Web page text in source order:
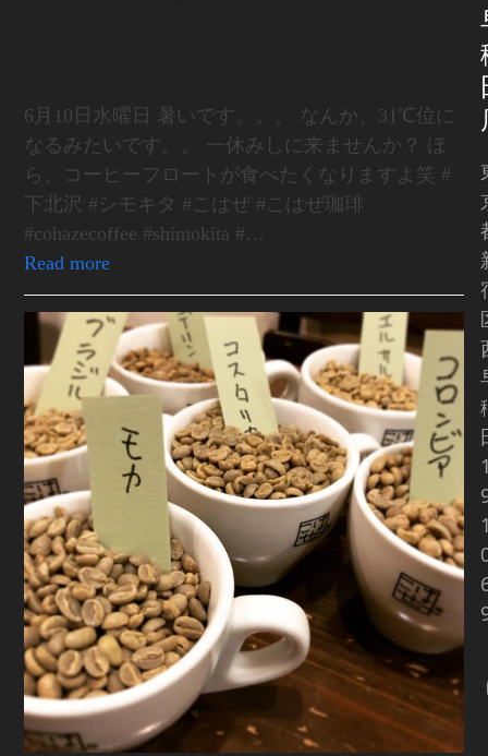
6月10日水曜日 暑いです。。。 なんか、31℃位に
なるみたいです。。 一休みしに来ませんか？ ほ
ら、コーヒーフロートが食べたくなりますよ笑 #
下北沢 #シモキタ #こはぜ #こはぜ珈琲
#cohazecoffee #shimokita #…
Read more